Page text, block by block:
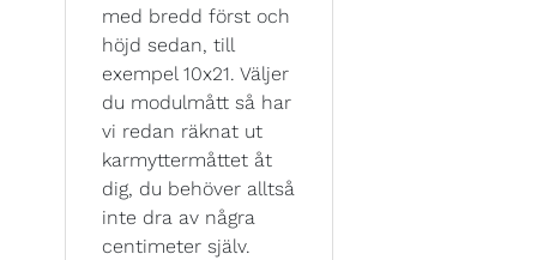
med bredd först och
höjd sedan, till
exempel 10x21. Väljer
du modulmått så har
vi redan räknat ut
karmyttermåttet åt
dig, du behöver alltså
inte dra av några
centimeter själv.